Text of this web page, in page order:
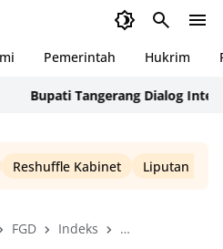
Pemerintah Hukrim
Bupati Tangerang Dialog Interaktif
Reshuffle Kabinet Liputan Haji
FGD Indeks Pemerintah